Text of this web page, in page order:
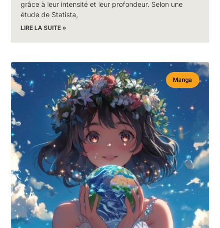
grâce à leur intensité et leur profondeur. Selon une
étude de Statista,
LIRE LA SUITE »
Manga